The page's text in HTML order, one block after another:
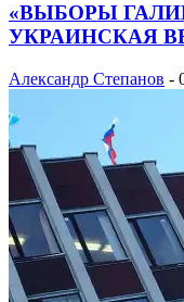
«ВЫБОРЫ
УКРАИНСКАЯ
Александр Степанов -